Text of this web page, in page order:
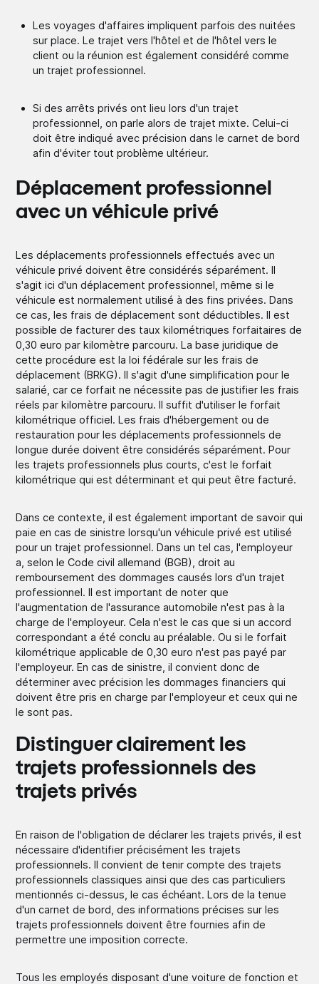
Les voyages d'affaires impliquent parfois des nuitées
sur place. Le trajet vers l'hôtel et de l'hôtel vers le
client ou la réunion est également considéré comme
un trajet professionnel.
Si des arrêts privés ont lieu lors d'un trajet
professionnel, on parle alors de trajet mixte. Celui-ci
doit être indiqué avec précision dans le carnet de bord
afin d'éviter tout problème ultérieur.
Déplacement professionnel
avec un véhicule privé
Les déplacements professionnels effectués avec un
véhicule privé doivent être considérés séparément. Il
s'agit ici d'un déplacement professionnel, même si le
véhicule est normalement utilisé à des fins privées. Dans
ce cas, les frais de déplacement sont déductibles. Il est
possible de facturer des taux kilométriques forfaitaires de
0,30 euro par kilomètre parcouru. La base juridique de
cette procédure est la loi fédérale sur les frais de
déplacement (BRKG). Il s'agit d'une simplification pour le
salarié, car ce forfait ne nécessite pas de justifier les frais
réels par kilomètre parcouru. Il suffit d'utiliser le forfait
kilométrique officiel. Les frais d'hébergement ou de
restauration pour les déplacements professionnels de
longue durée doivent être considérés séparément. Pour
les trajets professionnels plus courts, c'est le forfait
kilométrique qui est déterminant et qui peut être facturé.
Dans ce contexte, il est également important de savoir qui
paie en cas de sinistre lorsqu'un véhicule privé est utilisé
pour un trajet professionnel. Dans un tel cas, l'employeur
a, selon le Code civil allemand (BGB), droit au
remboursement des dommages causés lors d'un trajet
professionnel. Il est important de noter que
l'augmentation de l'assurance automobile n'est pas à la
charge de l'employeur. Cela n'est le cas que si un accord
correspondant a été conclu au préalable. Ou si le forfait
kilométrique applicable de 0,30 euro n'est pas payé par
l'employeur. En cas de sinistre, il convient donc de
déterminer avec précision les dommages financiers qui
doivent être pris en charge par l'employeur et ceux qui ne
le sont pas.
Distinguer clairement les
trajets professionnels des
trajets privés
En raison de l'obligation de déclarer les trajets privés, il est
nécessaire d'identifier précisément les trajets
professionnels. Il convient de tenir compte des trajets
professionnels classiques ainsi que des cas particuliers
mentionnés ci-dessus, le cas échéant. Lors de la tenue
d'un carnet de bord, des informations précises sur les
trajets professionnels doivent être fournies afin de
permettre une imposition correcte.
Tous les employés disposant d'une voiture de fonction et